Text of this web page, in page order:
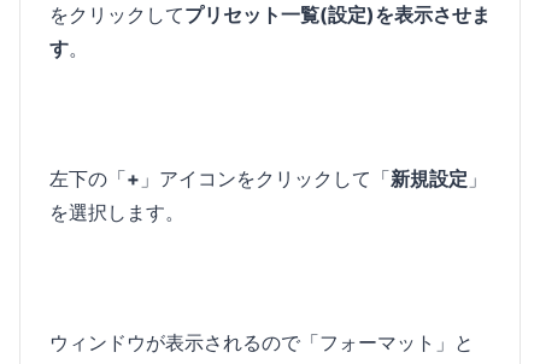
をクリックしてプリセット一覧(設定)を表示させま
す。
左下の「+ 」アイコンをクリックして「新規設定 」
を選択します。
ウィンドウが表示されるので「フォーマット」と